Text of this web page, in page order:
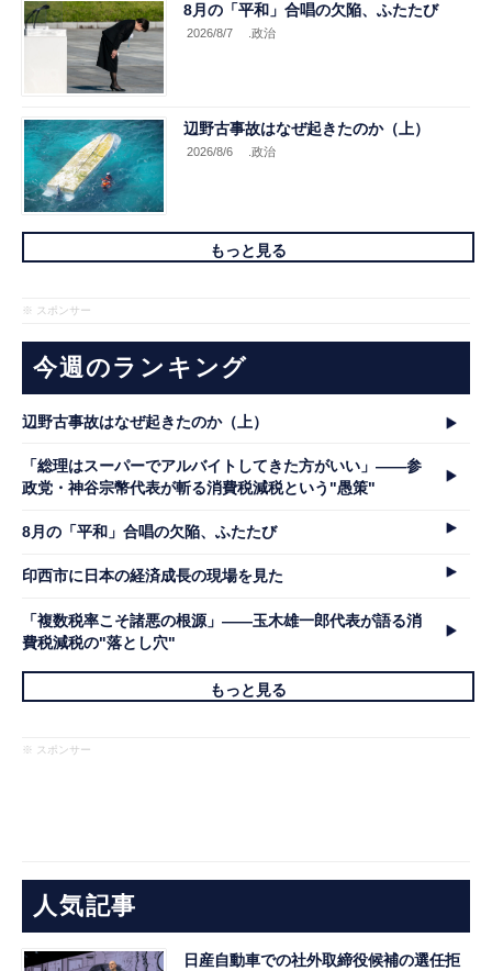
8月の「平和」合唱の欠陥、ふたたび
2026/8/7 .政治
辺野古事故はなぜ起きたのか（上）
2026/8/6 .政治
もっと見る
※ スポンサー
今週のランキング
辺野古事故はなぜ起きたのか（上）
「総理はスーパーでアルバイトしてきた方がいい」――参
政党・神谷宗幣代表が斬る消費税減税という"愚策"
8月の「平和」合唱の欠陥、ふたたび
印西市に日本の経済成長の現場を見た
「複数税率こそ諸悪の根源」――玉木雄一郎代表が語る消
費税減税の"落とし穴"
もっと見る
※ スポンサー
人気記事
日産自動車での社外取締役候補の選任拒